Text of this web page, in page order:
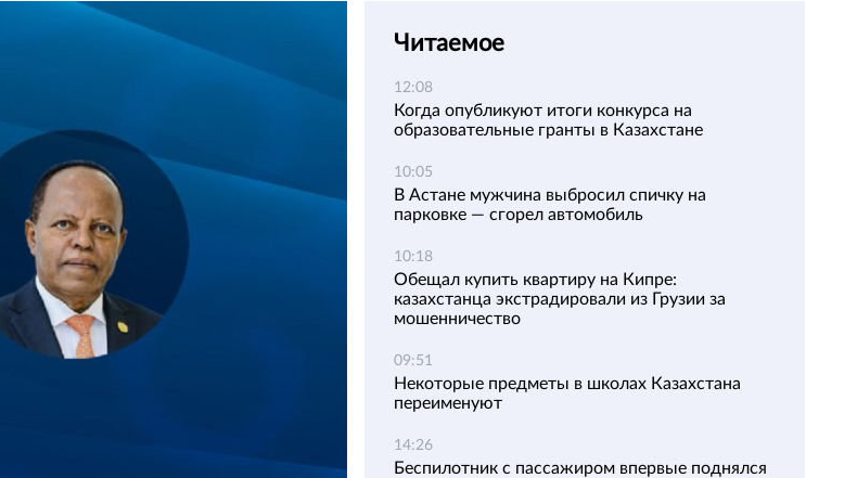
Читаемое
12:08
Когда опубликуют итоги конкурса на
образовательные гранты в Казахстане
10:05
В Астане мужчина выбросил спичку на
парковке — сгорел автомобиль
10:18
Обещал купить квартиру на Кипре:
казахстанца экстрадировали из Грузии за
мошенничество
09:51
Некоторые предметы в школах Казахстана
переименуют
14:26
Беспилотник с пассажиром впервые поднялся